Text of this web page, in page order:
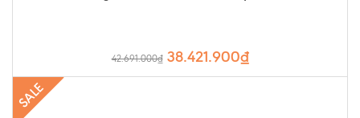
42.691.000₫ 38.421.900₫
SALE